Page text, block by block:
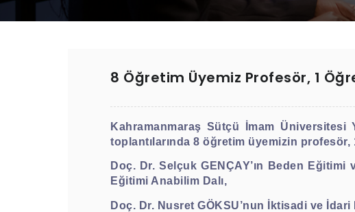
8 Öğretim Üyemiz Profesör, 1
Kahramanmaraş Sütçü İmam Üniversitesi
toplantılarında 8 öğretim üyemizin
Doç. Dr. Selçuk GENÇAY’ın Beden
Eğitimi Anabilim Dalı,
Doç. Dr. Nusret GÖKSU’nun İktisadi ve